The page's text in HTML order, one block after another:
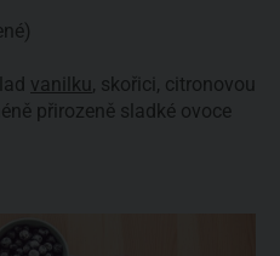
vanilku, skořici, citronovou
přirozeně sladké ovoce